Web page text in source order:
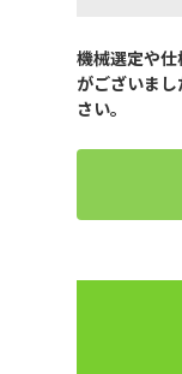
機械選定や
がございま
さい。